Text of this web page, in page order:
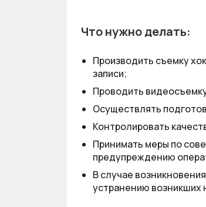
Что нужно делать:
Производить съемку
записи;
Проводить
Осуществлять
Контролировать
Принимать меры по
предупреждению
В случае
устранению возникших